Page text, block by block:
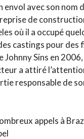
avec son nom
de
où il a occupé
castings pour des
Sins en
a attiré
responsable de
appels à